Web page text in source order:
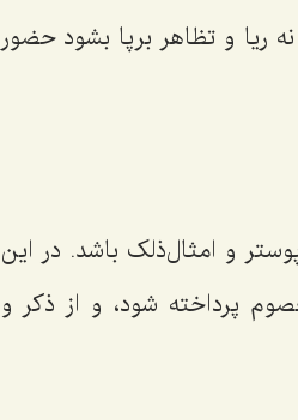
ریا و تظاهر برپا بشود حضور
و امثال‌ذلک باشد. در این
پرداخته شود، و از ذکر و